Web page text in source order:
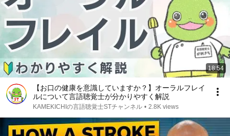
18:54
【お口の健康を意識していますか？】オーラルフレイ
ルについて言語聴覚士が分かりやすく解説
KAMEKICHIの言語聴覚士STチャンネル • 2.8K views